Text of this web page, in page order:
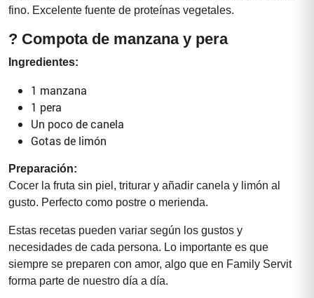
fino. Excelente fuente de proteínas vegetales.
? Compota de manzana y pera
Ingredientes:
1 manzana
1 pera
Un poco de canela
Gotas de limón
Preparación:
Cocer la fruta sin piel, triturar y añadir canela y limón al
gusto. Perfecto como postre o merienda.
Estas recetas pueden variar según los gustos y
necesidades de cada persona. Lo importante es que
siempre se preparen con amor, algo que en Family Servit
forma parte de nuestro día a día.